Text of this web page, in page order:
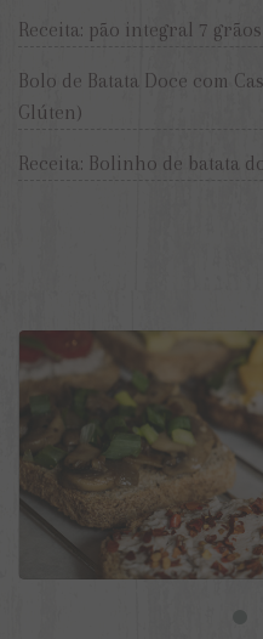
Receita: pão integral 7 grãos
Bolo de Batata Doce com
Glúten)
Receita: Bolinho de batata